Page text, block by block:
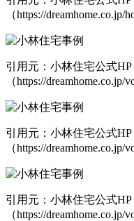
（https://dreamhome.co.jp/
引用元：小林住宅公式HP
（https://dreamhome.co.jp/
引用元：小林住宅公式HP
（https://dreamhome.co.jp/
引用元：小林住宅公式HP
（https://dreamhome.co.jp/